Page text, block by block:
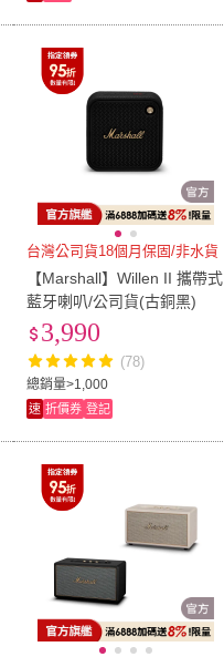
台灣公司貨18個月保固/非水貨
【Marshall】Willen II 攜帶式
藍牙喇叭/公司貨(古銅黑)
總銷量>1,000
3,990
(78)
速 折價券 登記